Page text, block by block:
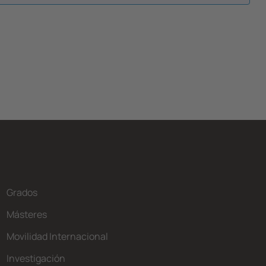
Grados
Másteres
Movilidad Internacional
Investigación